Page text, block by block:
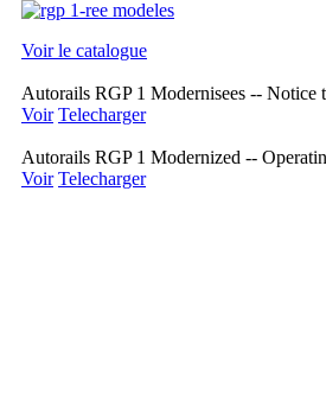
Voir le catalogue
Autorails RGP 1 Modernisees -- Notice
Voir Telecharger
Autorails RGP 1 Modernized --
Voir Telecharger